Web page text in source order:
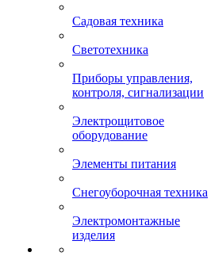
Садовая техника
Светотехника
Приборы управления,
контроля, сигнализации
Электрощитовое
оборудование
Элементы питания
Снегоуборочная техника
Электромонтажные
изделия